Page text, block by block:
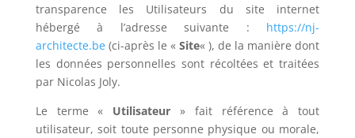
transparence les Utilisateurs du site internet
hébergé à l’adresse suivante : https://nj-
architecte.be(ci-après le « Site« ), de la manière dont
les données personnelles sont récoltées et traitées
par Nicolas Joly.
Le terme « Utilisateur » fait référence à tout
utilisateur, soit toute personne physique ou morale,